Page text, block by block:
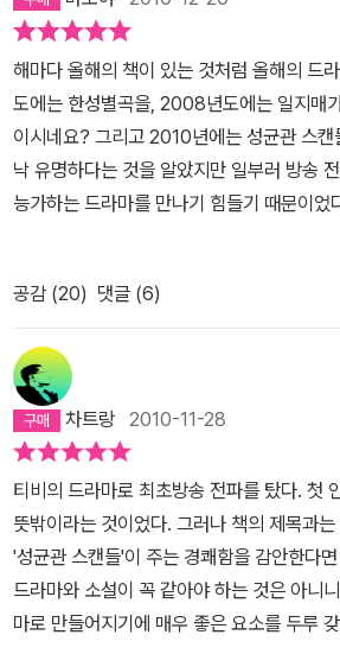
해마다 올해의 책이 있는 것처럼 올해의 드
도에는 한성별곡을, 2008년도에는 일지매
이시네요? 그리고 2010년에는 성균관 스캔
낙 유명하다는 것을 알았지만 일부러 방송
능가하는 드라마를 만나기 힘들기 때문이었
론을 내려버렸다. 각자 매력 포인트가 다르
로 이 이야기는 졸지에 성균관 유생이 되어버
파란만장한 성균관 생활기이다. 그녀를 둘
함께 '잘금 4인방'으로 불리지만 이 책 1권에
등장하지 않았다. 드라마에선 이선준이 김윤
균관으로 들어가지 않을 수 없게끔 다리를 놓
윤희가 자청에서 사수 노릇도 하고 거벽 자
온다. 그녀의 빈궁한 가세를 생각할 때 이쪽
굶어 죽나, 들켜 죽나 매한가지인 노릇이니.
보는 재미가 컸다. 드라마에서 뭘 극대화시
는지 비교할 수 있고, 이 책에서는 어떤 점
아보느라 읽는 내내 미소가 떠나질 않았다.
공감 (20) 댓글 (6)
차트랑 2010-11-28
티비의 드라마로 최초방송 전파를 탔다. 첫
뜻밖이라는 것이었다. 그러나 책의 제목과
'성균관 스캔들'이 주는 경쾌함을 감안한다
드라마와 소설이 꼭 같아야 하는 것은 아니
마로 만들어지기에 매우 좋은 요소를 두루